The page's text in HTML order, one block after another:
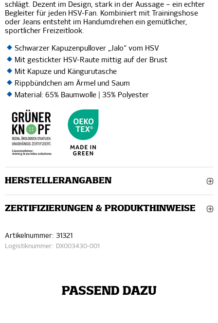
schlägt. Dezent im Design, stark in der Aussage – ein echter
Begleiter für jeden HSV-Fan. Kombiniert mit Trainingshose
oder Jeans entsteht im Handumdrehen ein gemütlicher,
sportlicher Freizeitlook.
Schwarzer Kapuzenpullover „Jalo“ vom HSV
Mit gestickter HSV-Raute mittig auf der Brust
Mit Kapuze und Kängurutasche
Rippbündchen am Ärmel und Saum
Material: 65% Baumwolle | 35% Polyester
HERSTELLERANGABEN
ZERTIFIZIERUNGEN & PRODUKTHINWEISE
Artikelnummer: 31321
Logistiknummer: DX003430-001
PASSEND DAZU